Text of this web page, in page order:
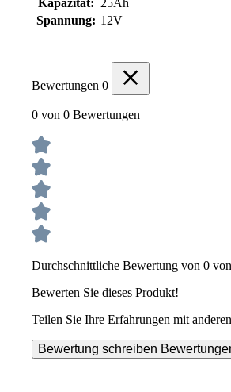
Spannung: 12V
Bewertungen 0
0 von 0 Bewertungen
Durchschnittliche Bewertung von 0
Bewerten Sie dieses Produkt!
Teilen Sie Ihre Erfahrungen mit
Bewertung schreiben